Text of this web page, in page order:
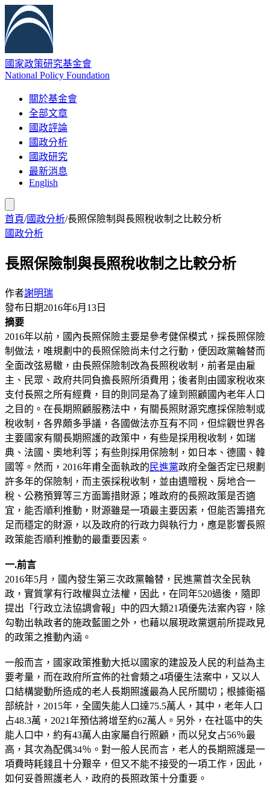
國家政策研究基金會
National Policy Foundation
關於基金會
全部文章
國政評論
國政分析
國政研究
最新消息
English
首頁/國政分析/長照保險制與長照稅收制之比較分析
國政分析
長照保險制與長照稅收制之比較分析
作者謝明瑞
發布日期2016年6月13日
摘要
2016年以前，國內長照保險主要是參考健保模式，採長照保險
制做法，唯規劃中的長照保險尚未付之行動，便因政黨輪替而
全面改弦易轍，由長照保險制改為長照稅收制，前者是由雇
主、民眾、政府共同負擔長照所須費用；後者則由國家稅收來
支付長照之所有經費，目的則同是為了達到照顧國內老年人口
之目的。在長期照顧服務法中，有關長照財源究應採保險制或
稅收制，各界頗多爭議，各國做法亦互有不同，但綜觀世界各
主要國家有關長期照護的政策中，有些是採用稅收制，如瑞
典、法國、奧地利等；有些則採用保險制，如日本、德國、韓
國等。然而，2016年甫全面執政的 民進黨政府全盤否定已規劃
許多年的保險制，而主張採稅收制，並由遺贈稅、房地合一
稅、公務預算等三方面籌措財源；唯政府的長照政策是否適
宜，能否順利推動，財源雖是一項最主要因素，但能否籌措充
足而穩定的財源，以及政府的行政力與執行力，應是影響長照
政策能否順利推動的最重要因素。
一.前言
2016年5月，國內發生第三次政黨輪替，民進黨首次全民執
政，實質掌有行政權與立法權，因此，在同年520過後，隨即
提出「行政立法協調會報」中的四大類21項優先法案內容，除
勾勒出執政者的施政藍圖之外，也藉以展現政黨選前所提政見
的政策之推動內涵。
一般而言，國家政策推動大抵以國家的建設及人民的利益為主
要考量，而在政府所宣佈的社會類之4項優生法案中，又以人
口結構變動所造成的老人長期照護最為人民所關切；根據衛福
部統計，2015年，全國失能人口達75.5萬人，其中，老年人口
占48.3萬，2021年預估將增至約62萬人。另外，在社區中的失
能人口中，約有43萬人由家屬自行照顧，而以兒女占56％最
高，其次為配偶34％。對一般人民而言，老人的長期照護是一
項費時耗錢且十分艱辛，但又不能不接受的一項工作，因此，
如何妥善照護老人，政府的長照政策十分重要。